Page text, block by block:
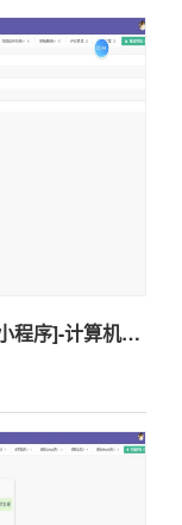
基于微信小程序的超市外卖配送系统[小程序]-计算机毕业设计源码+LW文档